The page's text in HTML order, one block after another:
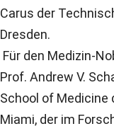
Carus der
Dresden.
Für den Medizin-
Prof. Andrew V.
School of Medicine
Miami, der im